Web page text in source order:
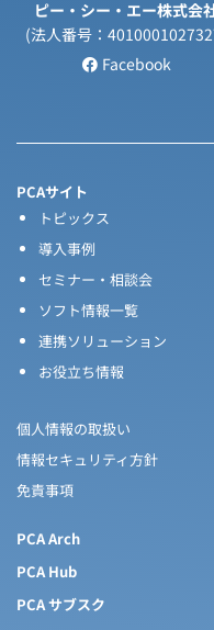
ピー・シー・エー株式会
(法人番号：
Facebook
PCAサイト
トピックス
導入事例
セミナー・相談会
ソフト情報一覧
連携ソリューション
お役立ち情報
個人情報の取扱い
情報セキュリティ方針
免責事項
PCA Arch
PCA Hub
PCA サブスク